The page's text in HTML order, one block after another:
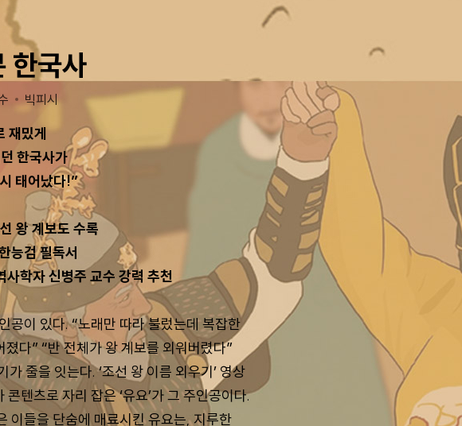
한국사
빅피시
재밌게
한국사가
태어났다!”
왕 계보도 수록
검 필독서
학자 신병주 교수 강력 추천
공이 있다. “노래만 따라 불렀는데 복잡한
다” “반 전체가 왕 계보를 외워버렸다”
줄을 잇는다. ‘조선 왕 이름 외우기’ 영상
텐츠로 자리 잡은 ‘유요’가 그 주인공이다.
이들을 단숨에 매료시킨 유요는, 지루한